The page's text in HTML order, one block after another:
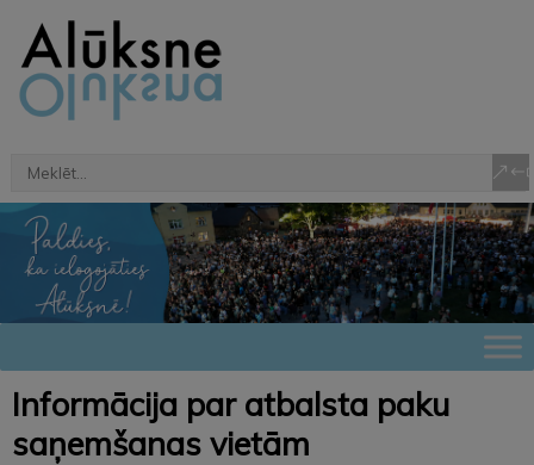
Informācija par atbalsta paku
saņemšanas vietām